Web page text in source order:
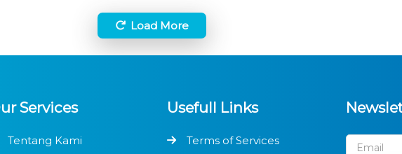
Load More
Services
Tentang Kami
Usefull Links
Terms of Services
Email